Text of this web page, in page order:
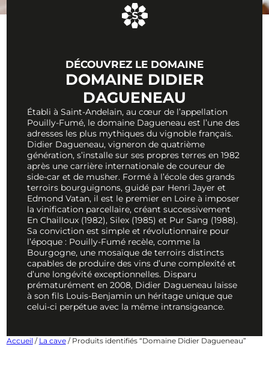
DÉCOUVREZ LE DOMAINE
DOMAINE DIDIER
DAGUENEAU
Établi à Saint-Andelain, au cœur de l’appellation
Pouilly-Fumé, le domaine Dagueneau est l’une des
adresses les plus mythiques du vignoble français.
Didier Dagueneau, vigneron de quatrième
génération, s’installe sur ses propres terres en 1982
après une carrière internationale de coureur de
side-car et de musher. Formé à l’école des grands
terroirs bourguignons, guidé par Henri Jayer et
Edmond Vatan, il est le premier en Loire à imposer
la vinification parcellaire, créant successivement
En Chailloux (1982), Silex (1985) et Pur Sang (1988).
Sa conviction est simple et révolutionnaire pour
l’époque : Pouilly-Fumé recèle, comme la
Bourgogne, une mosaïque de terroirs distincts
capables de produire des vins d’une complexité et
d’une longévité exceptionnelles. Disparu
prématurément en 2008, Didier Dagueneau laisse
à son fils Louis-Benjamin un héritage unique que
celui-ci perpétue avec la même intransigeance.
Accueil / La cave/ Produits identifiés “Domaine Didier Dagueneau”